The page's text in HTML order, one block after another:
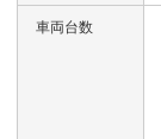
車両台数